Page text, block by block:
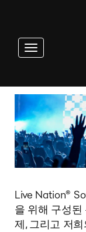
Toggle
Live Nation®
을 위해 구성된
제, 그리고 저